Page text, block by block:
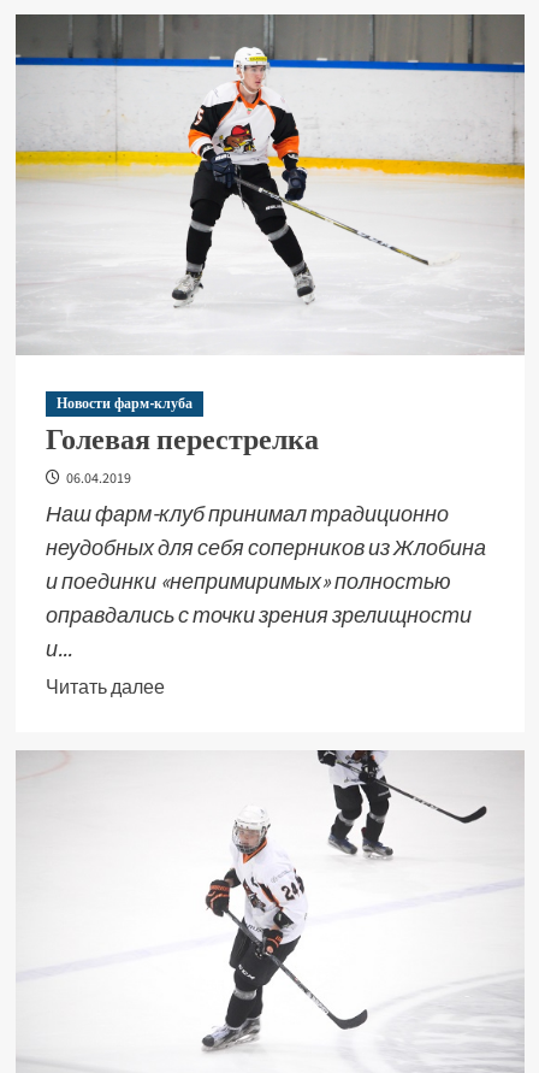
Новости фарм-клуба
Голевая перестрелка
06.04.2019
Наш фарм-клуб принимал традиционно
неудобных для себя соперников из Жлобина
и поединки «непримиримых» полностью
оправдались с точки зрения зрелищности
и...
Читать далее